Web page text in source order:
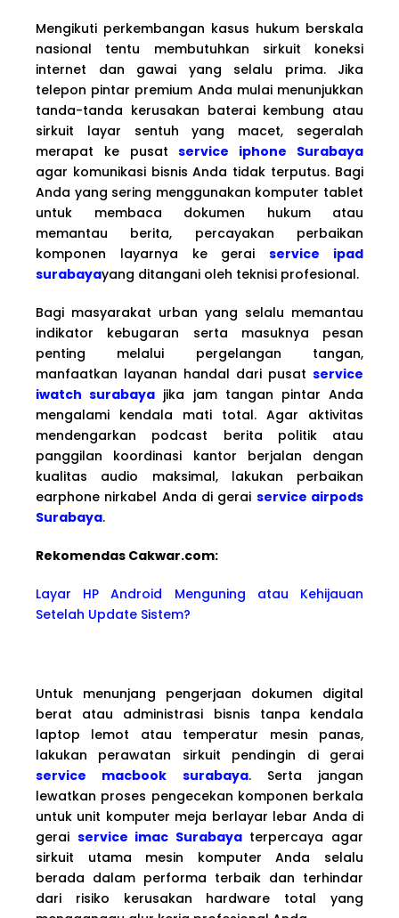
Mengikuti perkembangan kasus hukum berskala
nasional tentu membutuhkan sirkuit koneksi
internet dan gawai yang selalu prima. Jika
telepon pintar premium Anda mulai menunjukkan
tanda-tanda kerusakan baterai kembung atau
sirkuit layar sentuh yang macet, segeralah
merapat ke pusatservice iphone Surabaya
agar komunikasi bisnis Anda tidak terputus. Bagi
Anda yang sering menggunakan komputer tablet
untuk membaca dokumen hukum atau
memantau berita, percayakan perbaikan
komponen layarnya ke geraiservice ipad
surabayayang ditangani oleh teknisi profesional.
Bagi masyarakat urban yang selalu memantau
indikator kebugaran serta masuknya pesan
penting melalui pergelangan tangan,
manfaatkan layanan handal dari pusat service
iwatch surabaya jika jam tangan pintar Anda
mengalami kendala mati total. Agar aktivitas
mendengarkan podcast berita politik atau
panggilan koordinasi kantor berjalan dengan
kualitas audio maksimal, lakukan perbaikan
earphone nirkabel Anda di gerai service airpods
Surabaya.
Rekomendas Cakwar.com:
Layar HP Android Menguning atau Kehijauan
Setelah Update Sistem?
Untuk menunjang pengerjaan dokumen digital
berat atau administrasi bisnis tanpa kendala
laptop lemot atau temperatur mesin panas,
lakukan perawatan sirkuit pendingin di gerai
service macbook surabaya. Serta jangan
lewatkan proses pengecekan komponen berkala
untuk unit komputer meja berlayar lebar Anda di
gerai service imac Surabayaterpercaya agar
sirkuit utama mesin komputer Anda selalu
berada dalam performa terbaik dan terhindar
dari risiko kerusakan hardware total yang